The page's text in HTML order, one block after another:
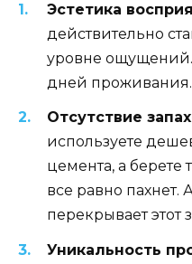
Эстетика
действительно
уровне ощущений.
дней проживания.
Отсутствие
используете
цемента, а
все равно
перекрывает этот
Уникальность